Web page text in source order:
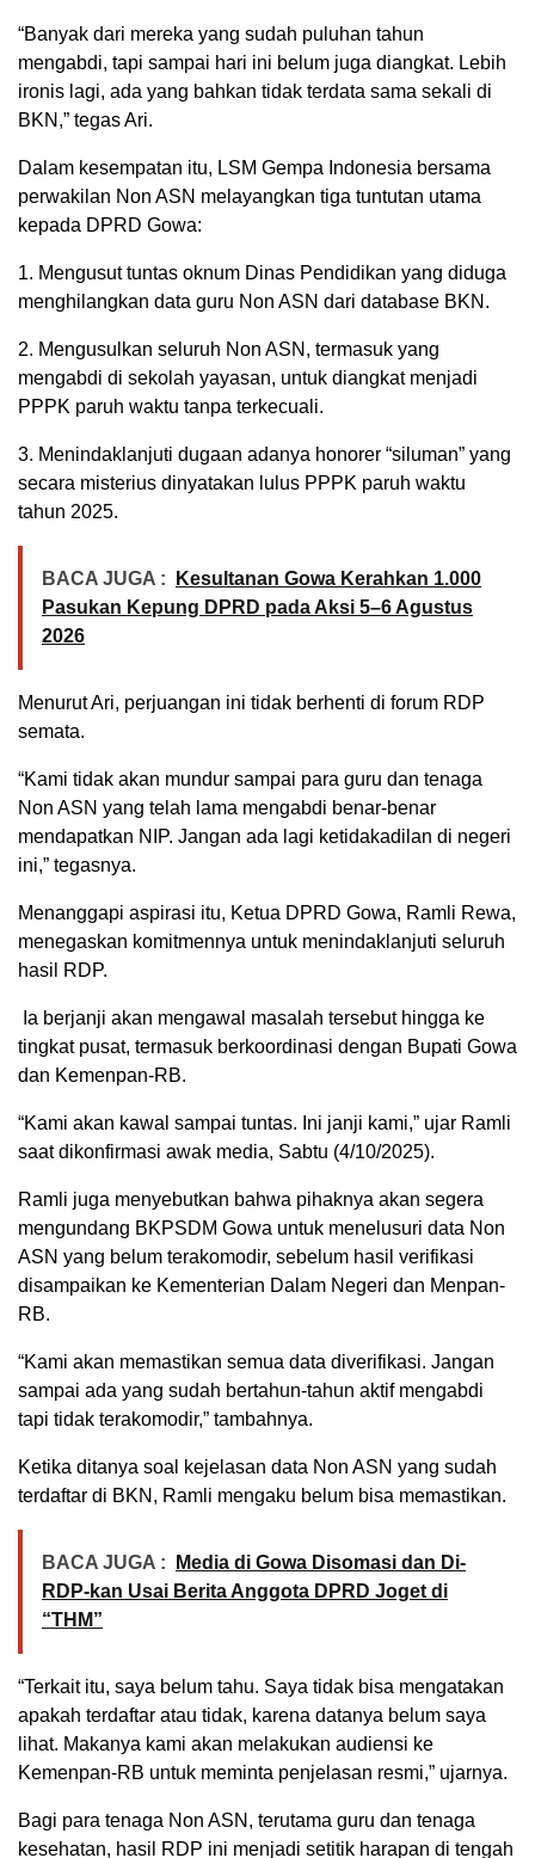
“Banyak dari mereka yang sudah puluhan tahun
mengabdi, tapi sampai hari ini belum juga diangkat. Lebih
ironis lagi, ada yang bahkan tidak terdata sama sekali di
BKN,” tegas Ari.
Dalam kesempatan itu, LSM Gempa Indonesia bersama
perwakilan Non ASN melayangkan tiga tuntutan utama
kepada DPRD Gowa:
1. Mengusut tuntas oknum Dinas Pendidikan yang diduga
menghilangkan data guru Non ASN dari database BKN.
2. Mengusulkan seluruh Non ASN, termasuk yang
mengabdi di sekolah yayasan, untuk diangkat menjadi
PPPK paruh waktu tanpa terkecuali.
3. Menindaklanjuti dugaan adanya honorer “siluman” yang
secara misterius dinyatakan lulus PPPK paruh waktu
tahun 2025.
BACA JUGA :
Kesultanan Gowa Kerahkan 1.000
Pasukan Kepung DPRD pada Aksi 5–6 Agustus
2026
Menurut Ari, perjuangan ini tidak berhenti di forum RDP
semata.
“Kami tidak akan mundur sampai para guru dan tenaga
Non ASN yang telah lama mengabdi benar-benar
mendapatkan NIP. Jangan ada lagi ketidakadilan di negeri
ini,” tegasnya.
Menanggapi aspirasi itu, Ketua DPRD Gowa, Ramli Rewa,
menegaskan komitmennya untuk menindaklanjuti seluruh
hasil RDP.
Ia berjanji akan mengawal masalah tersebut hingga ke
tingkat pusat, termasuk berkoordinasi dengan Bupati Gowa
dan Kemenpan-RB.
“Kami akan kawal sampai tuntas. Ini janji kami,” ujar Ramli
saat dikonfirmasi awak media, Sabtu (4/10/2025).
Ramli juga menyebutkan bahwa pihaknya akan segera
mengundang BKPSDM Gowa untuk menelusuri data Non
ASN yang belum terakomodir, sebelum hasil verifikasi
disampaikan ke Kementerian Dalam Negeri dan Menpan-
RB.
“Kami akan memastikan semua data diverifikasi. Jangan
sampai ada yang sudah bertahun-tahun aktif mengabdi
tapi tidak terakomodir,” tambahnya.
Ketika ditanya soal kejelasan data Non ASN yang sudah
terdaftar di BKN, Ramli mengaku belum bisa memastikan.
BACA JUGA :
Media di Gowa Disomasi dan Di-
RDP-kan Usai Berita Anggota DPRD Joget di
“THM”
“Terkait itu, saya belum tahu. Saya tidak bisa mengatakan
apakah terdaftar atau tidak, karena datanya belum saya
lihat. Makanya kami akan melakukan audiensi ke
Kemenpan-RB untuk meminta penjelasan resmi,” ujarnya.
Bagi para tenaga Non ASN, terutama guru dan tenaga
kesehatan, hasil RDP ini menjadi setitik harapan di tengah